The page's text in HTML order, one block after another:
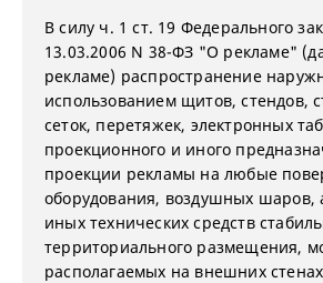
В силу ч. 1 ст. 19 Федерального
13.03.2006 N 38-ФЗ "О рекламе"
рекламе) распространение
использованием щитов, стендов,
сеток, перетяжек, электронных
проекционного и иного
проекции рекламы на любые
оборудования, воздушных шаров,
иных технических средств
территориального размещения,
располагаемых на внешних